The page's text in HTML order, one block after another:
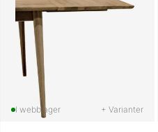
+ Varianter